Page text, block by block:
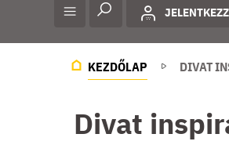
KEZDŐLAP DIVAT
Divat